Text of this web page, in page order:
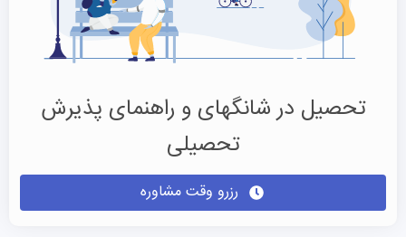
تحصیل در شانگهای و راهنمای پذیرش
تحصیلی
رزرو وقت مشاوره